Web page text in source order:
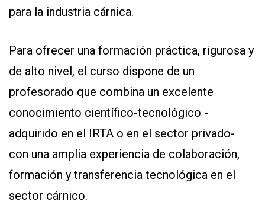
para la industria cárnica.
Para ofrecer una formación práctica, rigurosa y
de alto nivel, el curso dispone de un
profesorado que combina un excelente
conocimiento científico-tecnológico -
adquirido en el IRTA o en el sector privado-
con una amplia experiencia de colaboración,
formación y transferencia tecnológica en el
sector cárnico.